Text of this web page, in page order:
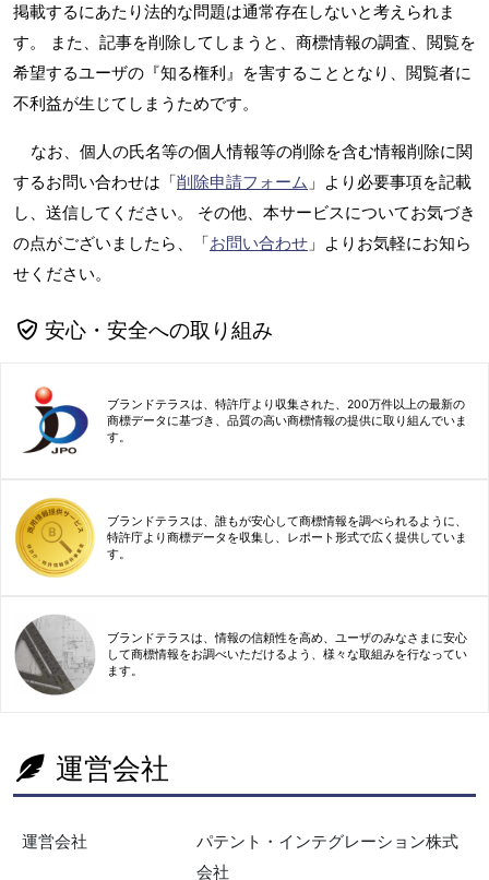
掲載するにあたり法的な問題は通常存在しないと考えられま
す。 また、記事を削除してしまうと、商標情報の調査、閲覧を
希望するユーザの『知る権利』を害することとなり、閲覧者に
不利益が生じてしまうためです。
なお、個人の氏名等の個人情報等の削除を含む情報削除に関
するお問い合わせは「削除申請フォーム 」より必要事項を記載
し、送信してください。 その他、本サービスについてお気づき
の点がございましたら、「お問い合わせ 」よりお気軽にお知ら
せください。
安心・安全への取り組み
ブランドテラスは、特許庁より収集された、200万件以上の最新の
商標データに基づき、品質の高い商標情報の提供に取り組んでいま
す。
ブランドテラスは、誰もが安心して商標情報を調べられるように、
特許庁より商標データを収集し、レポート形式で広く提供していま
す。
ブランドテラスは、情報の信頼性を高め、ユーザのみなさまに安心
して商標情報をお調べいただけるよう、様々な取組みを行なってい
ます。
運営会社
運営会社
パテント・インテグレーション株式
会社